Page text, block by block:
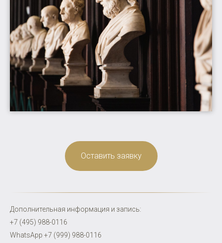
Оставить заявку
Дополнительная информация и запись:
+7 (495) 988-0116
WhatsApp +7 (999) 988-0116